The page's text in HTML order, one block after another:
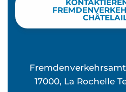
17000, La Rochelle